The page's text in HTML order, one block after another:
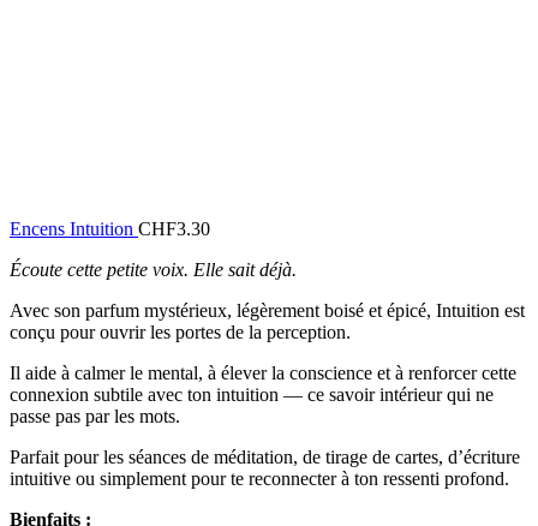
Encens Intuition CHF3.30
Écoute cette petite voix. Elle sait déjà.
Avec son parfum mystérieux, légèrement boisé et épicé, Intuition est
conçu pour ouvrir les portes de la perception.
Il aide à calmer le mental, à élever la conscience et à renforcer cette
connexion subtile avec ton intuition — ce savoir intérieur qui ne
passe pas par les mots.
Parfait pour les séances de méditation, de tirage de cartes, d’écriture
intuitive ou simplement pour te reconnecter à ton ressenti profond.
Bienfaits :